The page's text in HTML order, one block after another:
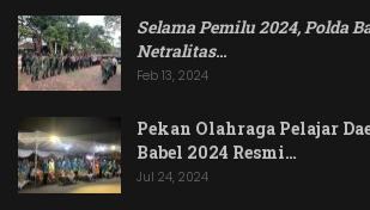
Selama Pemilu 2024, Polda
Netralitas…
Feb 13, 2024
Pekan Olahraga Pelajar
Babel 2024 Resmi…
Jul 24, 2024